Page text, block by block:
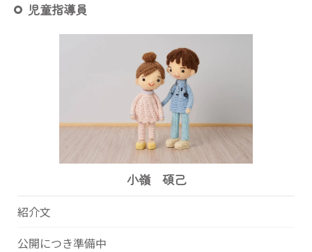
児童指導員
小嶺 碩己
紹介文
公開につき準備中